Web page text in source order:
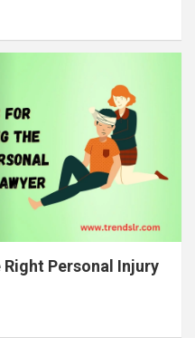
Personal Injury